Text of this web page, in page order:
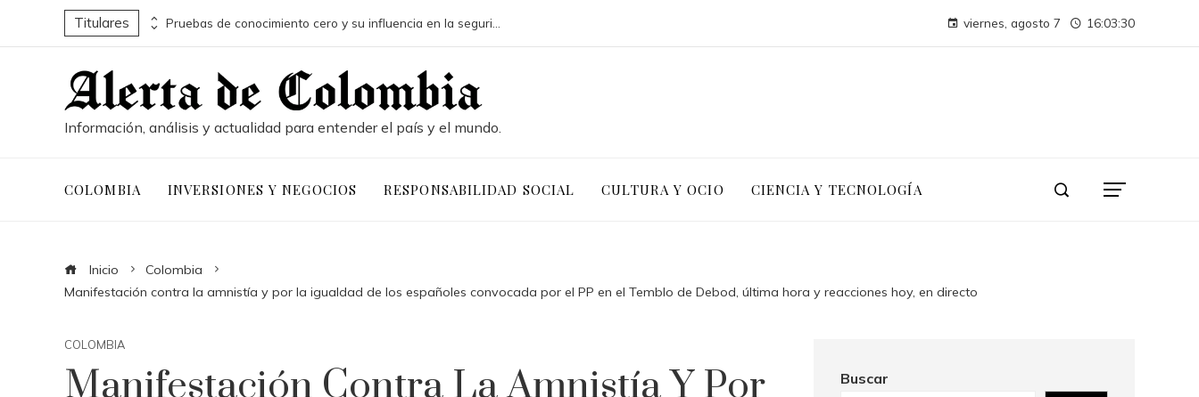
Titulares Conservación marina y desarrollo económico a través de la economía azul en Belice viernes, agosto 7 16:03:31
Información, análisis y actualidad para entender el país y el mundo.
COLOMBIA INVERSIONES Y NEGOCIOS RESPONSABILIDAD SOCIAL CULTURA Y OCIO CIENCIA Y TECNOLOGÍA
Inicio
Colombia
Manifestación contra la amnistía y por la igualdad de los españoles convocada por el PP en el Temblo de Debod, última hora y reacciones hoy, en directo
COLOMBIA
Manifestación Contra La Amnistía Y Por
Buscar